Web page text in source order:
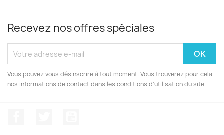
Recevez nos offres spéciales
Vous pouvez vous désinscrire à tout moment. Vous trouverez pour cela
nos informations de contact dans les conditions d'utilisation du site.